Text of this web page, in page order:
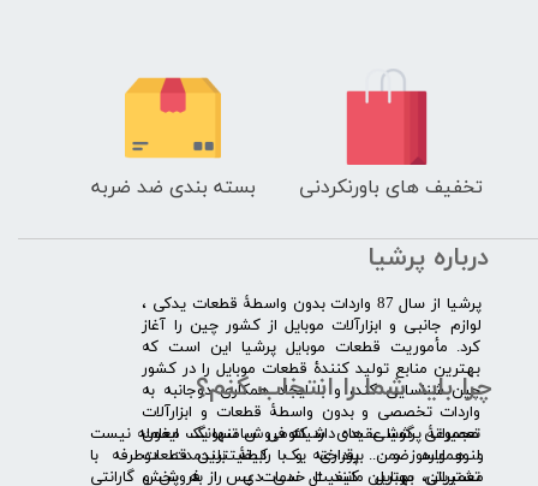
تخفیف های باورنکردنی بسته بندی ضد ضربه
درباره پرشیا
​پرشیا از سال 87 واردات بدون واسطۀ قطعات یدکی ،
لوازم جانبی و ابزارآلات موبایل از کشور چین را آغاز
کرد. مأموریت قطعات موبایل پرشیا این است که
بهترین منابع تولید کنندۀ قطعات موبایل را در کشور
چین شناسایی کند، و با ایجاد همکاری دوجانبه به
واردات تخصصی و بدون واسطۀ قطعات و ابزارآلات
تعمیراتی گوشی های شیائومی سامسونگ ایفون
لنوو ایسوز و .... پرداخته و با کیفیت­ترین قطعات
تعمیراتی موبایل مانند ال سی دی را به پخش
چرا باید شما را انتخاب کنم؟
​​ ​مجموعۀ پرشیا عقیده دارد که فروش تنها یک معامله نیست
و همواره ضمن برقراری یک رابطۀ بلندمدت دوطرفه با
مشتریان، بهترین کیفیت خدمات پس از فروش و گارانتی